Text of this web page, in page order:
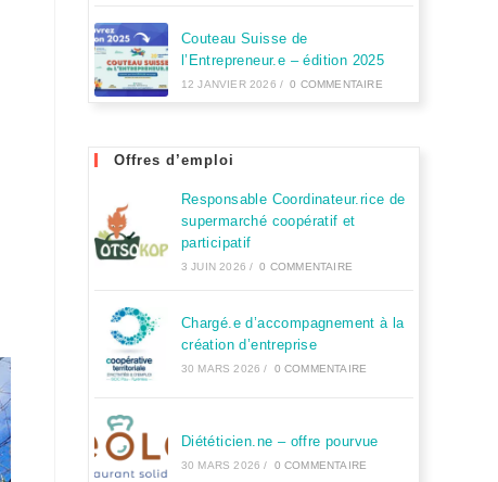
Couteau Suisse de
l’Entrepreneur.e – édition 2025
12 JANVIER 2026 / 0 COMMENTAIRE
Offres d’emploi
Responsable Coordinateur.rice de
supermarché coopératif et
participatif
3 JUIN 2026 / 0 COMMENTAIRE
Chargé.e d’accompagnement à la
création d’entreprise
30 MARS 2026 / 0 COMMENTAIRE
Diététicien.ne – offre pourvue
30 MARS 2026 / 0 COMMENTAIRE